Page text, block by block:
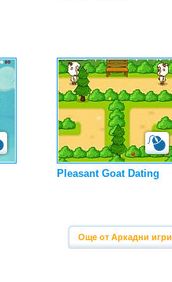
Pleasant Goat Dating
Още от Аркадни игри